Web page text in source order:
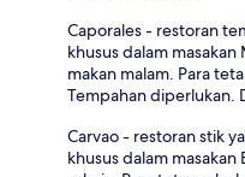
Caporales - restoran
khusus dalam
makan malam. Para
Tempahan diperlukan.
Carvao - restoran stik
khusus dalam